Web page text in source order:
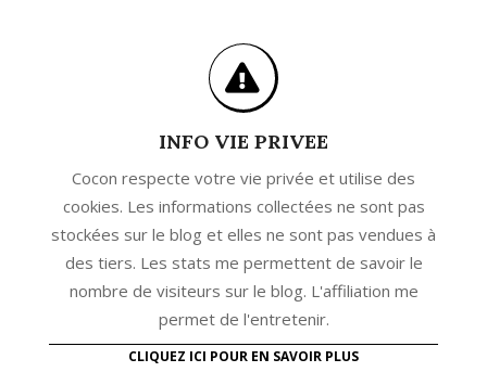
INFO VIE PRIVEE
Cocon respecte votre vie privée et utilise des
cookies. Les informations collectées ne sont pas
stockées sur le blog et elles ne sont pas vendues à
des tiers. Les stats me permettent de savoir le
nombre de visiteurs sur le blog. L'affiliation me
permet de l'entretenir.
CLIQUEZ ICI POUR EN SAVOIR PLUS